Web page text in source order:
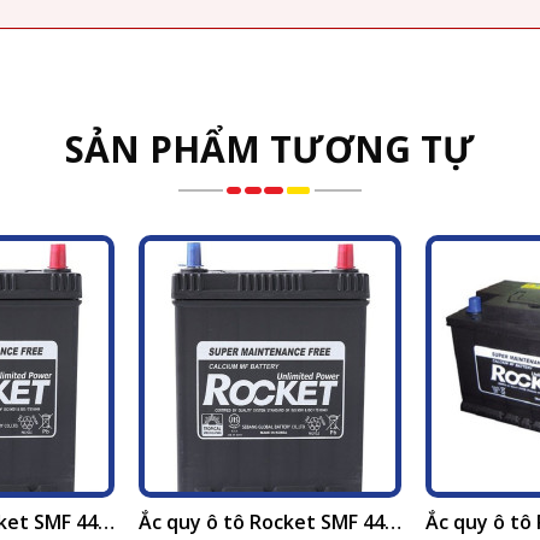
SẢN PHẨM TƯƠNG TỰ
Ắc quy ô tô Rocket SMF 44B19R khô (12v - 40ah) tại Hà Nội 2025 Ắc quy ô tô Rocket SMF 44B19L khô (12v - 40ah) tại Hà Nội 2025